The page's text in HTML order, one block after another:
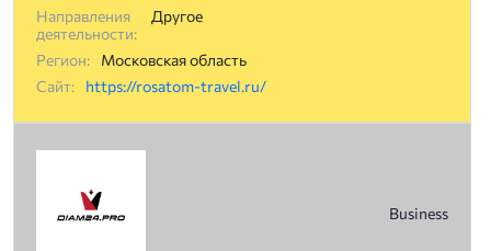
Направления
деятельности:
Другое
Регион:
Московская область
Сайт:
https://rosatom-travel.ru/
Business